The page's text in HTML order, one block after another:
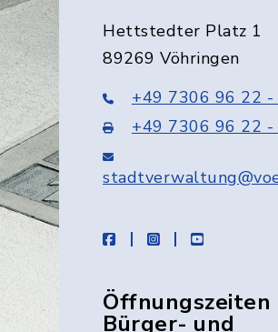
Hettstedter Platz 1
89269 Vöhringen
+49 7306 96 22 -
+49 7306 96 22 -
facebookinstagramyoutube
Öffnungszeiten
Bürger- und